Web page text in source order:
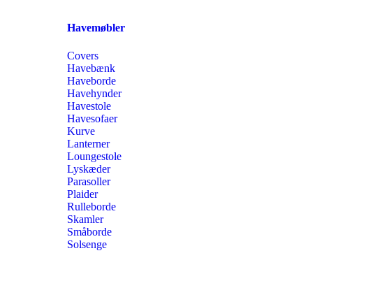
Havemøbler
Covers
Havebænk
Haveborde
Havehynder
Havestole
Havesofaer
Kurve
Lanterner
Loungestole
Lyskæder
Parasoller
Plaider
Rulleborde
Skamler
Småborde
Solsenge